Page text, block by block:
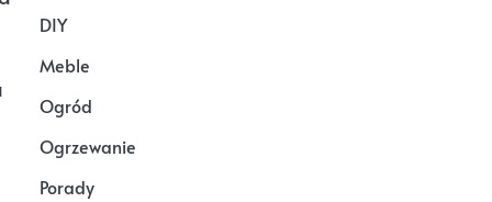
DIY
Meble
Ogród
Ogrzewanie
Porady